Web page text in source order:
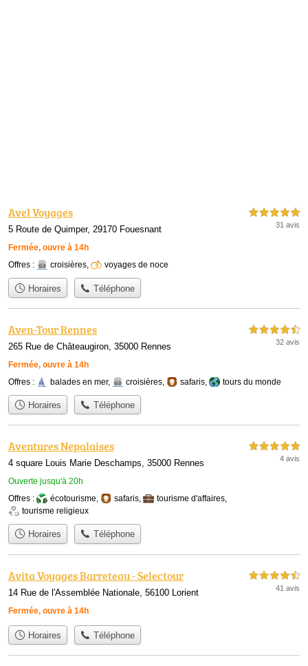
Avel Voyages
5 Route de Quimper, 29170 Fouesnant
Fermée, ouvre à 14h
5,0 étoiles sur 5
31 avis
Offres : croisières, voyages de noce
Horaires Téléphone
Aven-Tour Rennes
265 Rue de Châteaugiron, 35000 Rennes
Fermée, ouvre à 14h
4,5 étoiles sur 5
32 avis
Offres : balades en mer, croisières safaris tours du monde
Horaires Téléphone
Aventures Nepalaises
4 square Louis Marie Deschamps, 35000 Rennes
Ouverte jusqu'à 20h
5,0 étoiles sur 5
4 avis
Offres : écotourisme, safaris, tourisme d'affaires,
tourisme religieux
Horaires Téléphone
Avita Voyages Barreteau - Selectour
14 Rue de l'Assemblée Nationale, 56100 Lorient
Fermée, ouvre à 14h
4,5 étoiles sur 5
41 avis
Horaires Téléphone